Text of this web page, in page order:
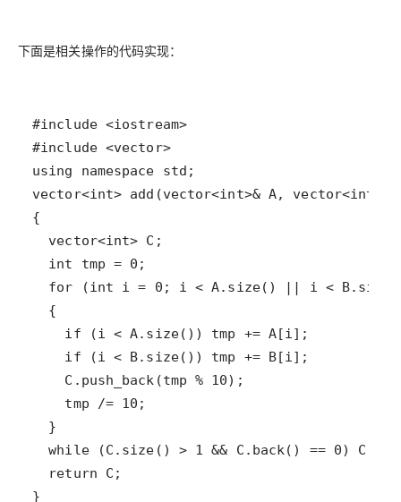
下面是相关操作的代码实现：
#include <iostream>
#include <vector>